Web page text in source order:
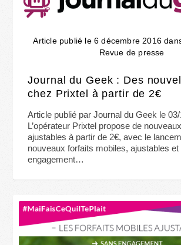
Article publié le 6 décembre 2016
Revue de presse
Journal du Geek : Des
chez Prixtel à partir de 2€
Article publié par Journal du Geek le
L’opérateur Prixtel propose de
ajustables à partir de 2€, avec le
nouveaux forfaits mobiles, ajustables et
engagement…